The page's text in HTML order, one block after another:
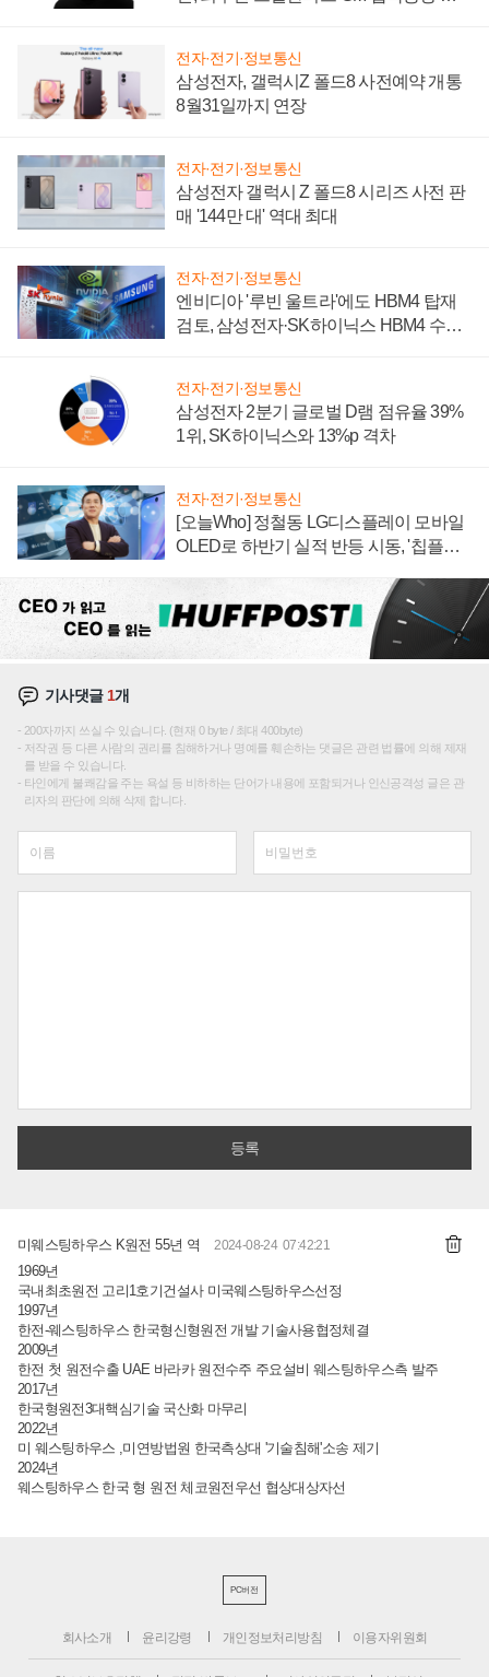
전자·전기·정보통신
삼성전자, 갤럭시Z 폴드8 사전예약 개통
8월31일까지 연장
전자·전기·정보통신
삼성전자 갤럭시 Z 폴드8 시리즈 사전 판
매 '144만 대' 역대 최대
전자·전기·정보통신
엔비디아 '루빈 울트라'에도 HBM4 탑재
검토, 삼성전자·SK하이닉스 HBM4 수율
전자·전기·정보통신
삼성전자 2분기 글로벌 D램 점유율 39%
1위, SK하이닉스와 13%p 격차
전자·전기·정보통신
[오늘Who] 정철동 LG디스플레이 모바일
OLED로 하반기 실적 반등 시동, '칩플레
기사댓글1개
200자까지 쓰실 수 있습니다. (현재 0 byte / 최대 400byte)
저작권 등 다른 사람의 권리를 침해하거나 명예를 훼손하는 댓글은 관련 법률에 의해 제재
를 받을 수 있습니다.
타인에게 불쾌감을 주는 욕설 등 비하하는 단어가 내용에 포함되거나 인신공격성 글은 관
리자의 판단에 의해 삭제 합니다.
미웨스팅하우스 K원전 55년 역 2024-08-24 07:42:21
1969년
국내최초원전 고리1호기건설사 미국웨스팅하우스선정
1997년
한전-웨스팅하우스 한국형신형원전 개발 기술사용협정체결
2009년
한전 첫 원전수출 UAE 바라카 원전수주 주요설비 웨스팅하우스측 발주
2017년
한국형원전3대핵심기술 국산화 마무리
2022년
미 웨스팅하우스 ,미연방법원 한국측상대 '기술침해'소송 제기
2024년
웨스팅하우스 한국 형 원전 체코원전우선 협상대상자선
PC버전
회사소개 윤리강령 개인정보처리방침 이용자위원회